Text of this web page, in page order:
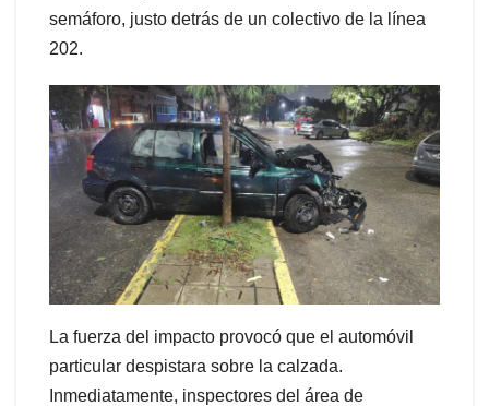
semáforo, justo detrás de un colectivo de la línea
202.
La fuerza del impacto provocó que el automóvil
particular despistara sobre la calzada.
Inmediatamente, inspectores del área de